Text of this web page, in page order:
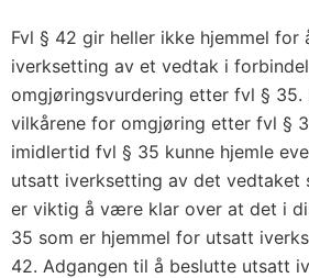
Fvl § 42 gir heller ikke hjemmel for
iverksetting av et vedtak i
omgjøringsvurdering etter fvl §
vilkårene for omgjøring etter fvl §
imidlertid fvl § 35 kunne hjemle
utsatt iverksetting av det vedtaket
er viktig å være klar over at det i
35 som er hjemmel for utsatt
42. Adgangen til å beslutte utsatt